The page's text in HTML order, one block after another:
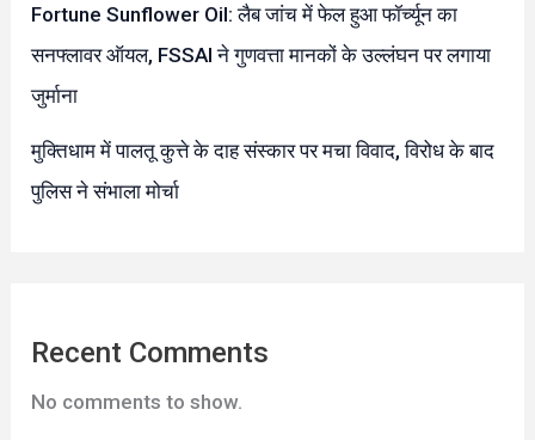
Fortune Sunflower Oil: लैब जांच में फेल हुआ फॉर्च्यून का
सनफ्लावर ऑयल, FSSAI ने गुणवत्ता मानकों के उल्लंघन पर लगाया
जुर्माना
मुक्तिधाम में पालतू कुत्ते के दाह संस्कार पर मचा विवाद, विरोध के बाद
पुलिस ने संभाला मोर्चा
Recent Comments
No comments to show.